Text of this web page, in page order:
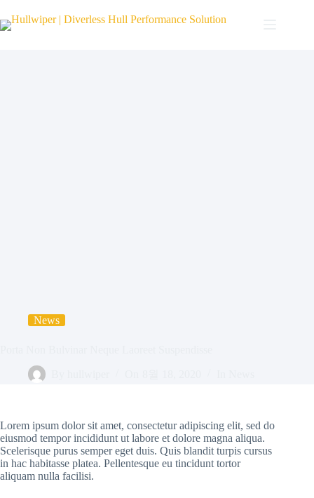
문
News
Lorem ipsum dolor sit amet, consectetur adipiscing elit, sed do
eiusmod tempor incididunt ut labore et dolore magna aliqua.
Scelerisque purus semper eget duis. Quis blandit turpis cursus
in hac habitasse platea. Pellentesque eu tincidunt tortor
aliquam nulla facilisi.